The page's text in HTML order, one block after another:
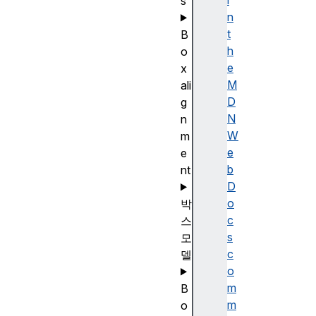
n
t
h
e
M
D
N
W
e
b
D
o
c
s
c
o
m
m
B
o
x
ali
g
n
m
e
nt
박
스
모
델
B
o